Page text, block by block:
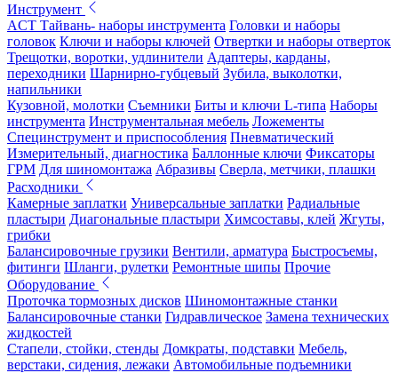
Инструмент
ACT Тайвань- наборы инструмента Головки и наборы
головок Ключи и наборы ключей Отвертки и наборы отверток
Трещотки, воротки, удлинители Адаптеры, карданы,
переходники Шарнирно-губцевый Зубила, выколотки,
напильники
Кузовной, молотки Съемники Биты и ключи L-типа Наборы
инструмента Инструментальная мебель Ложементы
Специнструмент и приспособления Пневматический
Измерительный, диагностика Баллонные ключи Фиксаторы
ГРМ Для шиномонтажа Абразивы Сверла, метчики, плашки
Расходники
Камерные заплатки Универсальные заплатки Радиальные
пластыри Диагональные пластыри Химсоставы, клей Жгуты,
грибки
Балансировочные грузики Вентили, арматура Быстросъемы,
фитинги Шланги, рулетки Ремонтные шипы Прочие
Оборудование
Проточка тормозных дисков Шиномонтажные станки
Балансировочные станки Гидравлическое Замена технических
жидкостей
Стапели, стойки, стенды Домкраты, подставки Мебель,
верстаки, сидения, лежаки Автомобильные подъемники